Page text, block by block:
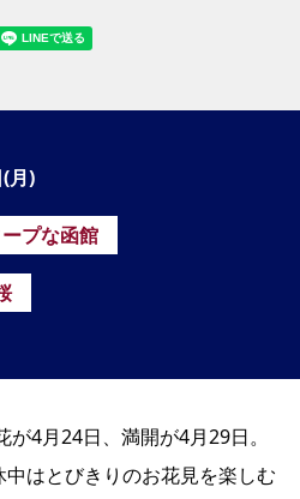
月)
プな函館
4月24日、満開が4月29日。
はとびきりのお花見を楽しむ